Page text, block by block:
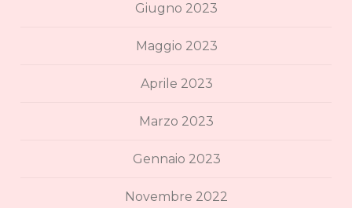
Giugno 2023
Maggio 2023
Aprile 2023
Marzo 2023
Gennaio 2023
Novembre 2022